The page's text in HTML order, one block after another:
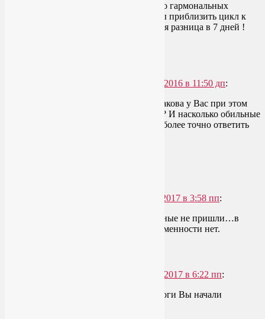
Подскажите пожалуйста , помимо гармональных
контрацептивов , есть ли способы приблизить цикл к
фазам лунного календаря ? У меня разница в 7 дней !
14.02.2016 в 11:50 дп:
Добрый день! Скажите, а какова у Вас при этом
длительность менструации? И насколько обильные
выделения? Чтобы я могла более точно ответить
29.01.2017 в 3:58 пп:
начала заниматься йогой и месячные не пришли…в
связи с чем это может быть? беременности нет.
29.01.2017 в 6:22 пп:
Скажите, а каким стилем йоги Вы начали